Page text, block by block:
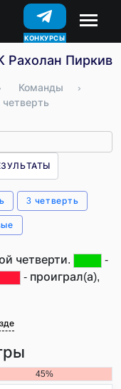
КОНКУРСЫ
Рахолан
Команды
›
четверть
3 четверть
четверти.
-
- проиграл(а),
45%